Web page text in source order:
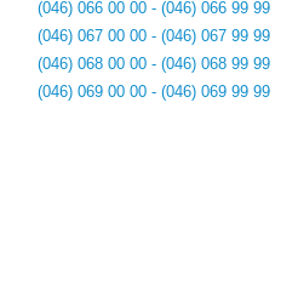
(046) 066 00 00 - (046) 066 99 99
(046) 067 00 00 - (046) 067 99 99
(046) 068 00 00 - (046) 068 99 99
(046) 069 00 00 - (046) 069 99 99